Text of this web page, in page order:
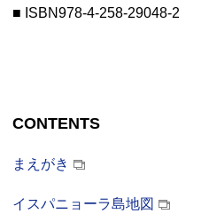
■ ISBN978-4-258-29048-2
CONTENTS
まえがき
イスパニョーラ島地図